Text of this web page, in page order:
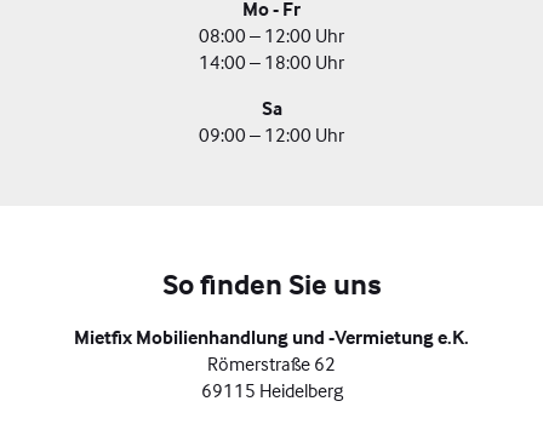
Mo - Fr
08:00 – 12:00 Uhr
14:00 – 18:00 Uhr
Sa
09:00 – 12:00 Uhr
So finden Sie uns
Mietfix Mobilienhandlung und -Vermietung e.K.
Römerstraße 62
69115 Heidelberg